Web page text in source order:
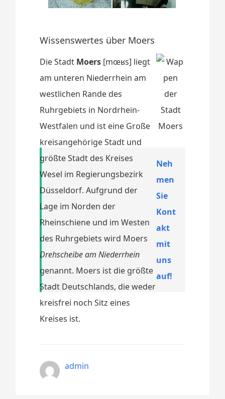
Wissenswertes über Moers
Die Stadt Moers [mœʁs] liegt
am unteren Niederrhein am
westlichen Rande des
Ruhrgebiets in Nordrhein-
Westfalen und ist eine Große
kreisangehörige Stadt und
größte Stadt des Kreises
Wesel im Regierungsbezirk
Düsseldorf. Aufgrund der
Lage im Norden der
Rheinschiene und im Westen
des Ruhrgebiets wird Moers
Drehscheibe am Niederrhein
genannt. Moers ist die größte
Stadt Deutschlands, die weder
kreisfrei noch Sitz eines
Kreises ist.
Neh
men
Sie
Kont
akt
mit
uns
auf!
admin